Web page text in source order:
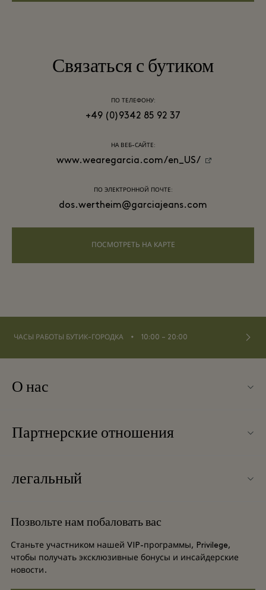
Связаться с бутиком
ПО ТЕЛЕФОНУ:
+49 (0)9342 85 92 37
НА ВЕБ-САЙТЕ:
www.wearegarcia.com/en_US/
ПО ЭЛЕКТРОННОЙ ПОЧТЕ:
dos.wertheim@garciajeans.com
ПОСМОТРЕТЬ НА КАРТЕ
ЧАСЫ РАБОТЫ БУТИК-ГОРОДКА ⬩ 10:00 – 20:00
О нас
Связаться с нами
Вакансии
Загрузить приложение
Партнерские отношения
Групповое бронирование
легальный
Условия и положения для привилегированного участника
Privacy notice
Позвольте нам побаловать вас
Станьте участником нашей VIP-программы, Privilege,
чтобы получать эксклюзивные бонусы и инсайдерские
новости.